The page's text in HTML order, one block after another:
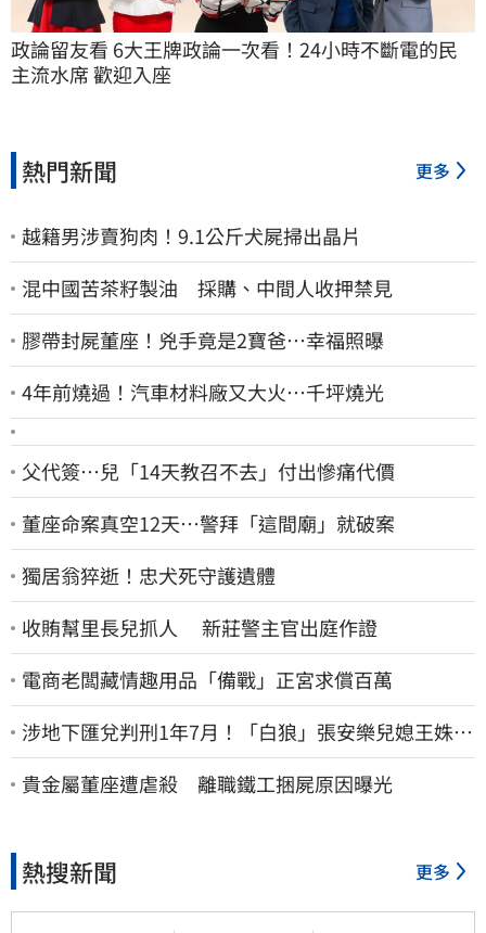
政論留友看 6大王牌政論一次看！24小時不斷電的民
主流水席 歡迎入座
熱門新聞 更多
越籍男涉賣狗肉！9.1公斤犬屍掃出晶片
混中國苦茶籽製油 採購、中間人收押禁見
膠帶封屍董座！兇手竟是2寶爸…幸福照曝
4年前燒過！汽車材料廠又大火…千坪燒光
父代簽…兒「14天教召不去」付出慘痛代價
董座命案真空12天…警拜「這間廟」就破案
獨居翁猝逝！忠犬死守護遺體
收賄幫里長兒抓人 新莊警主官出庭作證
電商老闆藏情趣用品「備戰」正宮求償百萬
涉地下匯兌判刑1年7月！「白狼」張安樂兒媳王姝茵
北檢報到、今發監執行
貴金屬董座遭虐殺 離職鐵工捆屍原因曝光
熱搜新聞 更多